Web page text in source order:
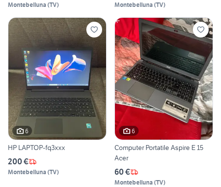
Montebelluna (TV) Montebelluna (TV)
6
HP LAPTOP-fq3xxx
200 €
Montebelluna (TV)
6
Computer Portatile Aspire E 15
Acer
60 €
Montebelluna (TV)